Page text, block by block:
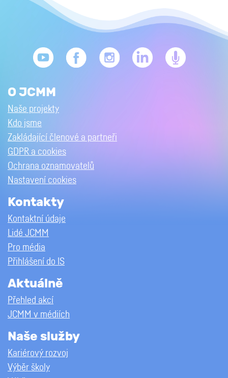
O JCMM
Naše projekty
Kdo jsme
Zakládající členové a partneři
GDPR a cookies
Ochrana oznamovatelů
Nastavení cookies
Kontakty
Kontaktní údaje
Lidé JCMM
Pro média
Přihlášení do IS
Aktuálně
Přehled akcí
JCMM v médiích
Naše služby
Kariérový rozvoj
Výběr školy